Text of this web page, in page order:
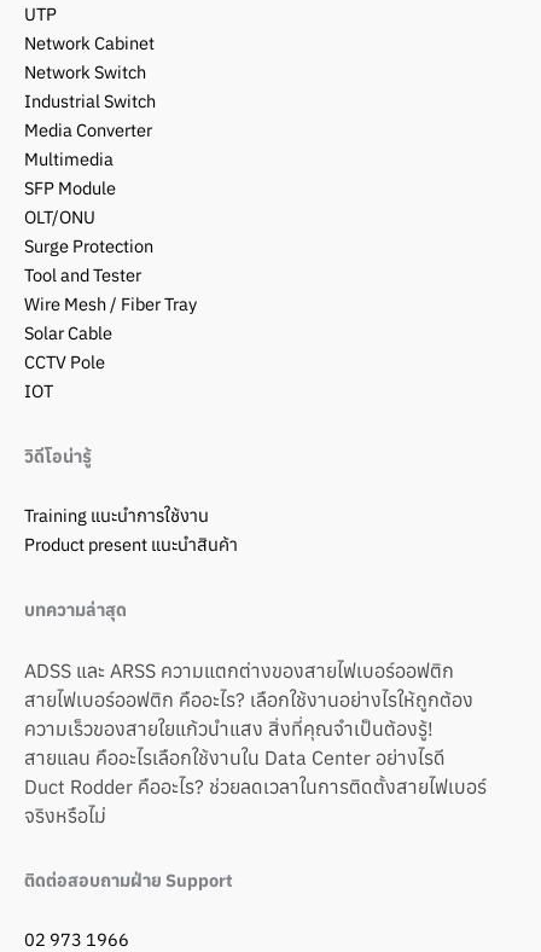
UTP
Network Cabinet
Network Switch
Industrial Switch
Media Converter
Multimedia
SFP Module
OLT/ONU
Surge Protection
Tool and Tester
Wire Mesh / Fiber Tray
Solar Cable
CCTV Pole
IOT
วิดีโอน่ารู้
Training แนะนำการใช้งาน
Product present แนะนำสินค้า
บทความล่าสุด
ADSS และ ARSS ความแตกต่างของสายไฟเบอร์ออฟติก
สายไฟเบอร์ออฟติก คืออะไร? เลือกใช้งานอย่างไรให้ถูกต้อง
ความเร็วของสายใยแก้วนำแสง สิ่งที่คุณจำเป็นต้องรู้!
สายแลน คืออะไรเลือกใช้งานใน Data Center อย่างไรดี
Duct Rodder คืออะไร? ช่วยลดเวลาในการติดตั้งสายไฟเบอร์
จริงหรือไม่
ติดต่อสอบถามฝ่าย Support
02 973 1966